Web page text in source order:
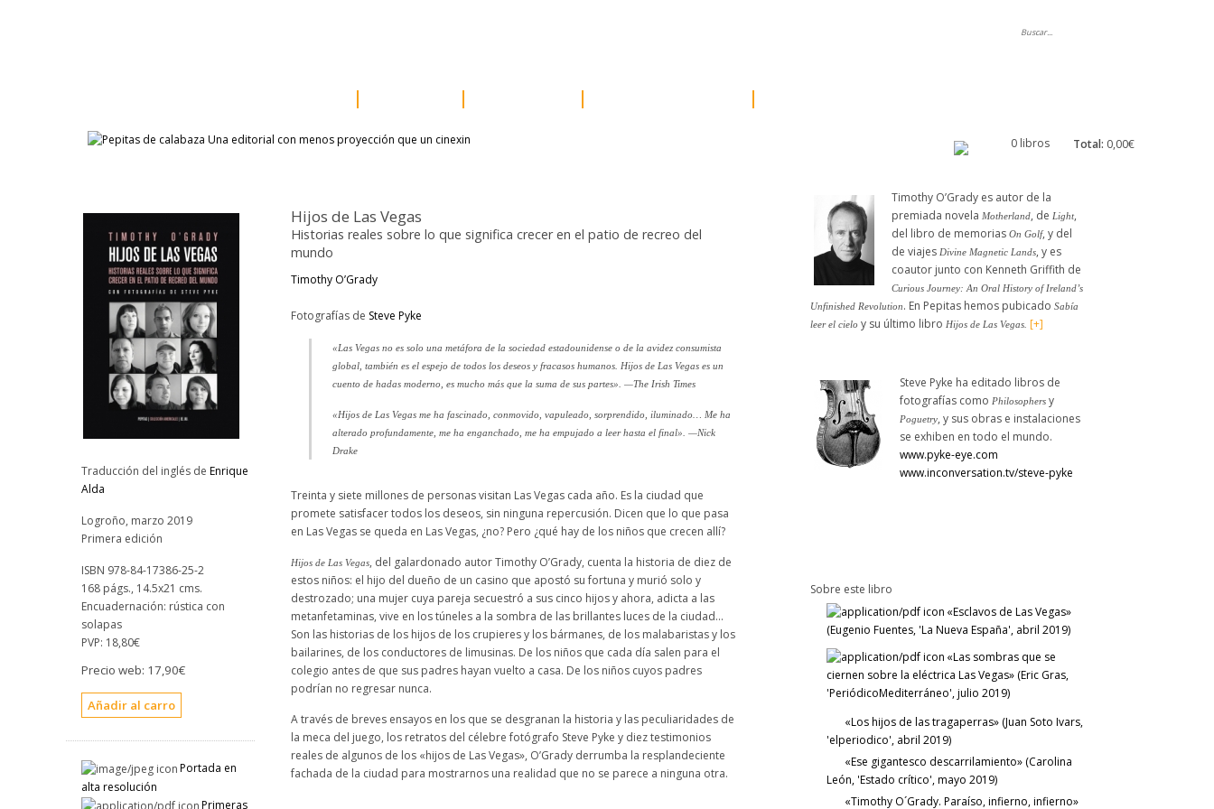
Traducción del inglés de Enrique
Alda
Logroño, marzo 2019
Primera edición
ISBN 978-84-17386-25-2
168 págs., 14.5x21 cms.
Encuadernación: rústica con
solapas
PVP: 18,80€
Precio web: 17,90€
Portada en
alta resolución
Primeras
Hijos de Las Vegas
Historias reales sobre lo que significa crecer en el patio de recreo del
mundo
Timothy O’Grady
Fotografías de Steve Pyke
«Las Vegas no es solo una metáfora de la sociedad estadounidense o de la avidez consumista
global, también es el espejo de todos los deseos y fracasos humanos. Hijos de Las Vegases un
cuento de hadas moderno, es mucho más que la suma de sus partes». —The Irish Times
«Hijos de Las Vegasme ha fascinado, conmovido, vapuleado, sorprendido, iluminado… Me ha
alterado profundamente, me ha enganchado, me ha empujado a leer hasta el final». —Nick
Drake
Treinta y siete millones de personas visitan Las Vegas cada año. Es la ciudad que
promete satisfacer todos los deseos, sin ninguna repercusión. Dicen que lo que pasa
en Las Vegas se queda en Las Vegas, ¿no? Pero ¿qué hay de los niños que crecen allí?
Hijos de Las Vegas, del galardonado autor Timothy O’Grady, cuenta la historia de diez de
estos niños: el hijo del dueño de un casino que apostó su fortuna y murió solo y
destrozado; una mujer cuya pareja secuestró a sus cinco hijos y ahora, adicta a las
metanfetaminas, vive en los túneles a la sombra de las brillantes luces de la ciudad...
Son las historias de los hijos de los crupieres y los bármanes, de los malabaristas y los
bailarines, de los conductores de limusinas. De los niños que cada día salen para el
colegio antes de que sus padres hayan vuelto a casa. De los niños cuyos padres
podrían no regresar nunca.
A través de breves ensayos en los que se desgranan la historia y las peculiaridades de
la meca del juego, los retratos del célebre fotógrafo Steve Pyke y diez testimonios
reales de algunos de los «hijos de Las Vegas», O’Grady derrumba la resplandeciente
fachada de la ciudad para mostrarnos una realidad que no se parece a ninguna otra.
0 libros Total: 0,00€
Timothy O’Grady es autor de la
premiada novela Motherland, de Light,
del libro de memorias On Golf, y del
de viajes Divine Magnetic Lands, y es
coautor junto con Kenneth Griffith de
Curious Journey: An Oral History of Ireland’s
Unfinished Revolution. En Pepitas hemos pubicado Sabía
leer el cielo y su último libro Hijos de Las Vegas. [+]
Steve Pyke ha editado libros de
fotografías como Philosophers y
Poguetry, y sus obras e instalaciones
se exhiben en todo el mundo.
www.pyke-eye.com
www.inconversation.tv/steve-pyke
Sobre este libro
«Esclavos de Las Vegas»
(Eugenio Fuentes, 'La Nueva España', abril 2019)
«Las sombras que se
ciernen sobre la eléctrica Las Vegas» (Eric Gras,
'PeriódicoMediterráneo', julio 2019)
«Los hijos de las tragaperras» (Juan Soto Ivars,
'elperiodico', abril 2019)
«Ese gigantesco descarrilamiento» (Carolina
León, 'Estado crítico', mayo 2019)
«Timothy O´Grady. Paraíso, infierno, infierno»